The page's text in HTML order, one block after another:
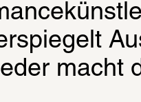
macht